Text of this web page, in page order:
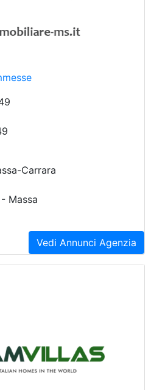
Carrara
Massa
Vedi Annunci Agenzia